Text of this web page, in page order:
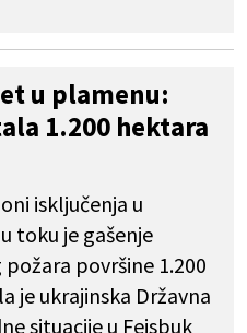
u plamenu:
1.200 hektara
isključenja u
toku je gašenje
površine 1.200
je ukrajinska Državna
situacije u Fejsbuk